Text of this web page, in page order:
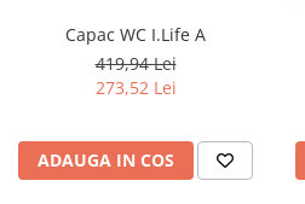
Capac WC I.Life A
419,94 Lei
273,52 Lei
ADAUGA IN COS